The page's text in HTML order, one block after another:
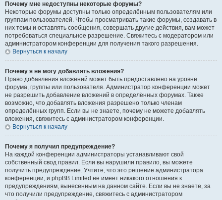
Почему мне недоступны некоторые форумы?
Некоторые форумы доступны только определённым пользователям или
группам пользователей. Чтобы просматривать такие форумы, создавать в
них темы и оставлять сообщения, совершать другие действия, вам может
потребоваться специальное разрешение. Свяжитесь с модератором или
администратором конференции для получения такого разрешения.
Вернуться к началу
Почему я не могу добавлять вложения?
Право добавления вложений может быть предоставлено на уровне
форума, группы или пользователя. Администратор конференции может
не разрешить добавление вложений в определённых форумах. Также
возможно, что добавлять вложения разрешено только членам
определённых групп. Если вы не знаете, почему не можете добавлять
вложения, свяжитесь с администратором конференции.
Вернуться к началу
Почему я получил предупреждение?
На каждой конференции администраторы устанавливают свой
собственный свод правил. Если вы нарушили правило, вы можете
получить предупреждение. Учтите, что это решение администратора
конференции, и phpBB Limited не имеет никакого отношения к
предупреждениям, вынесенным на данном сайте. Если вы не знаете, за
что получили предупреждение, свяжитесь с администратором